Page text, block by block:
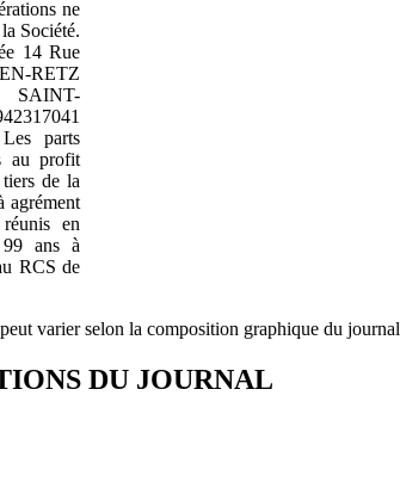
ne
Société.
14 Rue
RETZ
SAINT-
Les parts
au profit
de la
agrément
en
99 ans à
RCS de
varier selon la composition graphique du journal
DU JOURNAL